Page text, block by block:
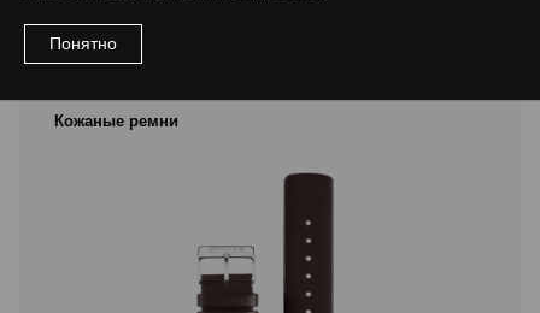
Рекомендуемые товары
Кожаные ремни
Понятно